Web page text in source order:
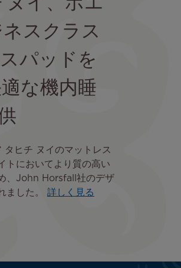
スクラス
パッドを
な機内睡
タヒチ ヌイのマットレス
トにおいてより質の高い
、John Horsfall社のデザ
ました。
詳しく見る